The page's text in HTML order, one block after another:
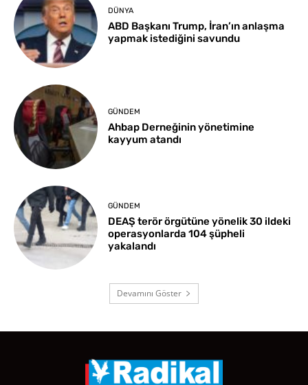
DÜNYA
ABD Başkanı Trump, İran’ın anlaşma
yapmak istediğini savundu
GÜNDEM
Ahbap Derneğinin yönetimine
kayyum atandı
GÜNDEM
DEAŞ terör örgütüne yönelik 30 ildeki
operasyonlarda 104 şüpheli
yakalandı
Devamını Göster